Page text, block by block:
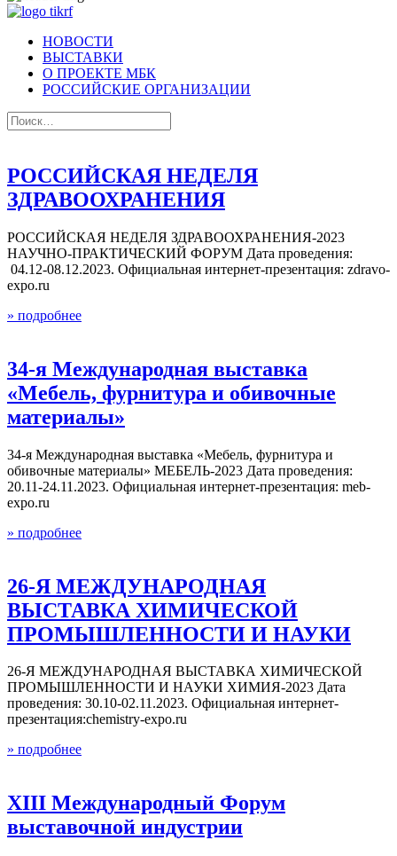
НОВОСТИ
ВЫСТАВКИ
О ПРОЕКТЕ МБК
РОССИЙСКИЕ ОРГАНИЗАЦИИ
РОССИЙСКАЯ НЕДЕЛЯ
ЗДРАВООХРАНЕНИЯ
РОССИЙСКАЯ НЕДЕЛЯ ЗДРАВООХРАНЕНИЯ-2023
НАУЧНО-ПРАКТИЧЕСКИЙ ФОРУМ Дата проведения:
04.12-08.12.2023. Официальная интернет-презентация: zdravo-
expo.ru
» подробнее
34-я Международная выставка
«Мебель, фурнитура и обивочные
материалы»
34-я Международная выставка «Мебель, фурнитура и
обивочные материалы» МЕБЕЛЬ-2023 Дата проведения:
20.11-24.11.2023. Официальная интернет-презентация: meb-
expo.ru
» подробнее
26-Я МЕЖДУНАРОДНАЯ
ВЫСТАВКА ХИМИЧЕСКОЙ
ПРОМЫШЛЕННОСТИ И НАУКИ
26-Я МЕЖДУНАРОДНАЯ ВЫСТАВКА ХИМИЧЕСКОЙ
ПРОМЫШЛЕННОСТИ И НАУКИ ХИМИЯ-2023 Дата
проведения: 30.10-02.11.2023. Официальная интернет-
презентация:chemistry-expo.ru
» подробнее
XIII Международный Форум
выставочной индустрии